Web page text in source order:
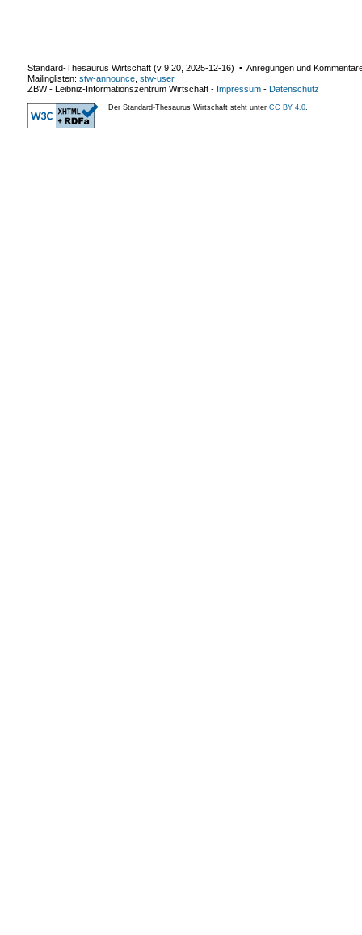
Standard-Thesaurus Wirtschaft (v 9.20 2025-12-16) ▪ Anregungen und
Mailinglisten: stw-announce stw-user
ZBW - Leibniz-Informationszentrum Wirtschaft - Impressum - Datenschutz
Der Standard-Thesaurus Wirtschaft steht unter CC BY 4.0